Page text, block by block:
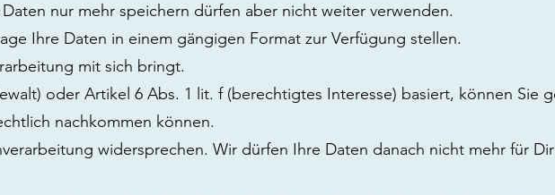
nur mehr speichern dürfen aber nicht weiter verwenden.
Ihre Daten in einem gängigen Format zur Verfügung stellen.
mit sich bringt.
oder Artikel 6 Abs. 1 lit. f (berechtigtes Interesse) basiert, können Sie
nachkommen können.
widersprechen. Wir dürfen Ihre Daten danach nicht mehr für